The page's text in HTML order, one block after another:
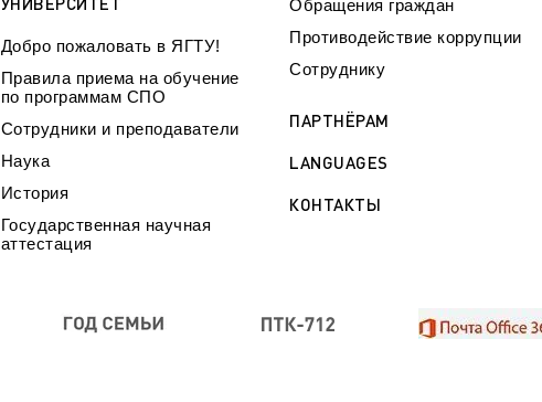
Добро пожаловать в ЯГТУ!
Правила приема на обучение
по программам СПО
Сотрудники и преподаватели
Наука
История
Государственная научная
аттестация
Обращения граждан
Противодействие коррупции
Сотруднику
ПАРТНЁРАМ
LANGUAGES
КОНТАКТЫ